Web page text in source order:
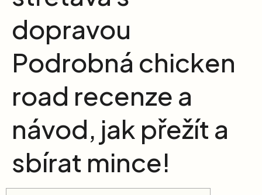
dopravou
Podrobná chicken
road recenze a
návod, jak přežít a
sbírat mince!